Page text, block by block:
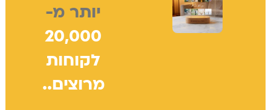
יותר מ-
20,000
לקוחות
מרוצים..